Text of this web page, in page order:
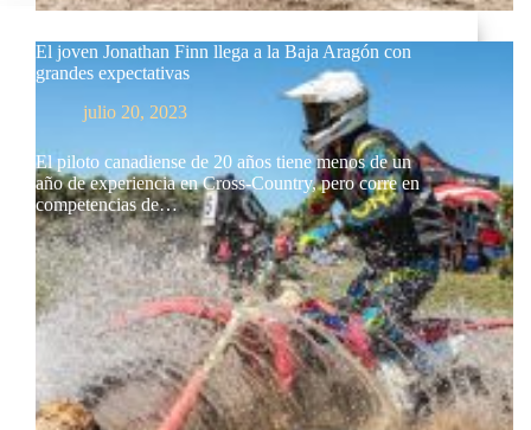
El joven Jonathan Finn llega a la Baja Aragón con
grandes expectativas
julio 20, 2023
El piloto canadiense de 20 años tiene menos de un
año de experiencia en Cross-Country, pero corre en
competencias de…